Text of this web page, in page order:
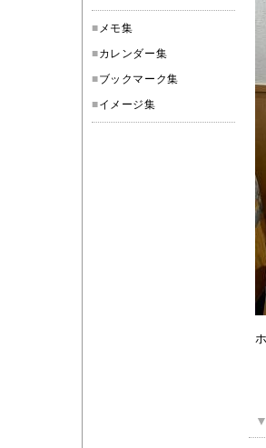
■ メモ集
■カレンダー集
■ブックマーク集
■イメージ集
▼